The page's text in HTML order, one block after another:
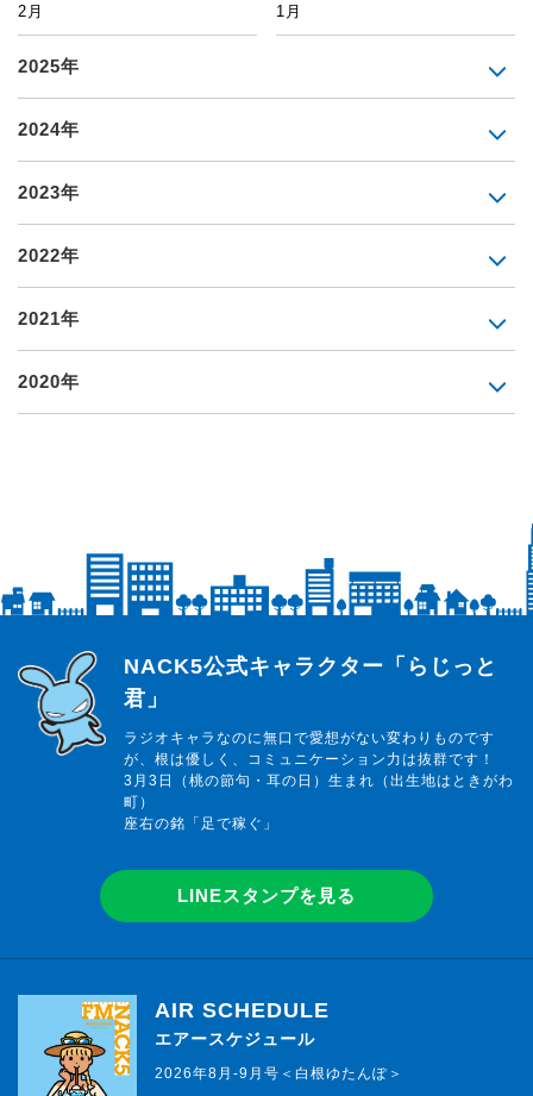
2月 1月
2025年
2024年
2023年
2022年
2021年
2020年
らじっと君
NACK5公式キャラクター「らじっと
君」
ラジオキャラなのに無口で愛想がない変わりものです
が、根は優しく、コミュニケーション力は抜群です！
3月3日（桃の節句・耳の日）生まれ（出生地はときがわ
町）
座右の銘「足で稼ぐ」
LINEスタンプを見る
AIR SCHEDULE
エアースケジュール
2026年8月-9月号＜白根ゆたんぽ＞